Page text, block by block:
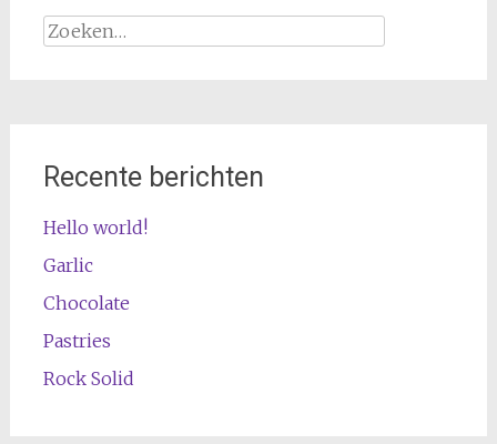
Zoeken
naar:
Recente berichten
Hello world!
Garlic
Chocolate
Pastries
Rock Solid